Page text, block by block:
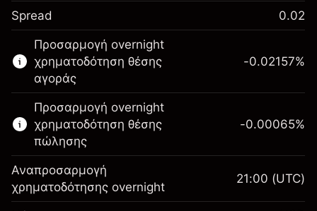
Αυτή η χρηματοπιστωτική αγορά είναι
διαθέσιμη για διαπραγμάτευση CFD.
Μάθετε περισσότερα σχετικά με:
CFDs
Spread 0.02
Προσαρμογή overnight
χρηματοδότηση θέσης
αγοράς
Περιθώριο. Η επένδυσή
-0.02157%
Προσαρμογή overnight
χρηματοδότηση θέσης
πώλησης
-0.00065%
Αναπροσαρμογή
χρηματοδότησης overnight
21:00 (UTC)